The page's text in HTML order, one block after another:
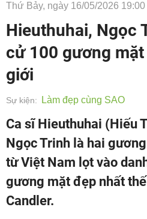
Thứ Bảy, ngày 16/05/2026 19:00
Hieuthuhai, Ngọc
cử 100 gương
giới
Sự kiện: Làm đẹp cùng SAO
Ca sĩ Hieuthuhai (Hiếu
Ngọc Trinh là hai
từ Việt Nam lọt vào
gương mặt đẹp nhất
Candler.